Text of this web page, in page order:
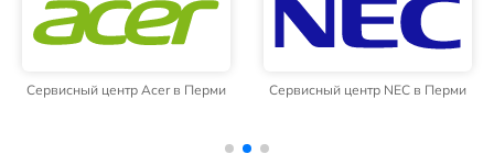
Сервисный центр Acer в Перми Сервисный центр NEC в Перми